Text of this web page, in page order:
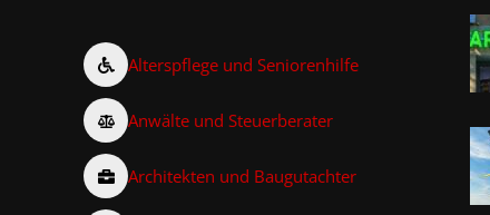
Alterspflege und Seniorenhilfe
Anwälte und Steuerberater
Architekten und Baugutachter